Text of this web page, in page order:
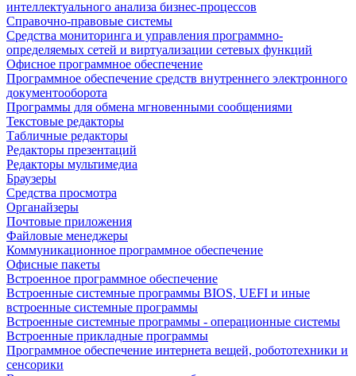
интеллектуального анализа бизнес-процессов
Справочно-правовые системы
Средства мониторинга и управления программно-
определяемых сетей и виртуализации сетевых функций
Офисное программное обеспечение
Программное обеспечение средств внутреннего электронного
документооборота
Программы для обмена мгновенными сообщениями
Текстовые редакторы
Табличные редакторы
Редакторы презентаций
Редакторы мультимедиа
Браузеры
Средства просмотра
Органайзеры
Почтовые приложения
Файловые менеджеры
Коммуникационное программное обеспечение
Офисные пакеты
Встроенное программное обеспечение
Встроенные системные программы BIOS, UEFI и иные
встроенные системные программы
Встроенные системные программы - операционные системы
Встроенные прикладные программы
Программное обеспечение интернета вещей, робототехники и
сенсорики